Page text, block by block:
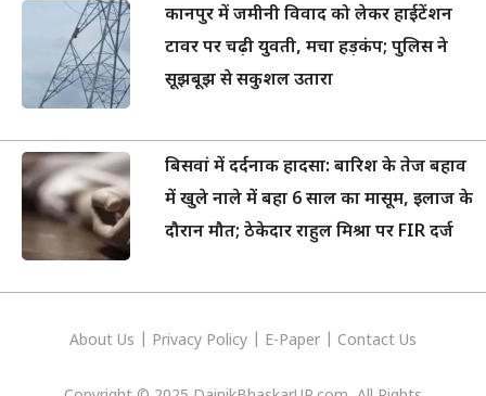
कानपुर में जमीनी विवाद को लेकर हाईटेंशन
टावर पर चढ़ी युवती, मचा हड़कंप; पुलिस ने
सूझबूझ से सकुशल उतारा
बिसवां में दर्दनाक हादसा: बारिश के तेज बहाव
में खुले नाले में बहा 6 साल का मासूम, इलाज के
दौरान मौत; ठेकेदार राहुल मिश्रा पर FIR दर्ज
About Us Privacy Policy E-Paper Contact Us